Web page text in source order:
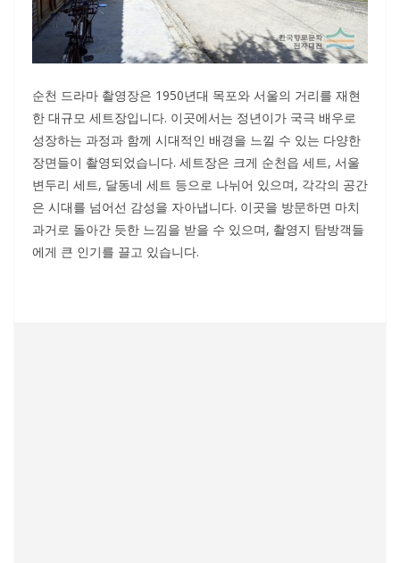
순천 드라마 촬영장은 1950년대 목포와 서울의 거리를 재현
한 대규모 세트장입니다. 이곳에서는 정년이가 국극 배우로
성장하는 과정과 함께 시대적인 배경을 느낄 수 있는 다양한
장면들이 촬영되었습니다. 세트장은 크게 순천읍 세트, 서울
변두리 세트, 달동네 세트 등으로 나뉘어 있으며, 각각의 공간
은 시대를 넘어선 감성을 자아냅니다. 이곳을 방문하면 마치
과거로 돌아간 듯한 느낌을 받을 수 있으며, 촬영지 탐방객들
에게 큰 인기를 끌고 있습니다.